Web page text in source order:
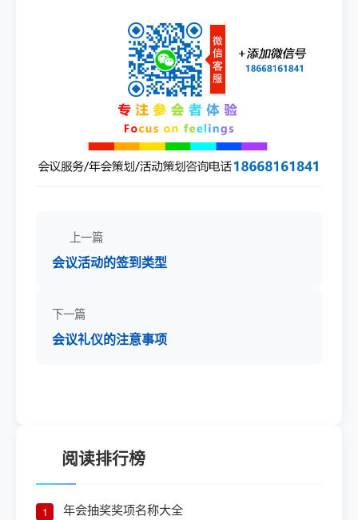
上一篇
会议活动的签到类型
下一篇
会议礼仪的注意事项
阅读排行榜
1 年会抽奖奖项名称大全